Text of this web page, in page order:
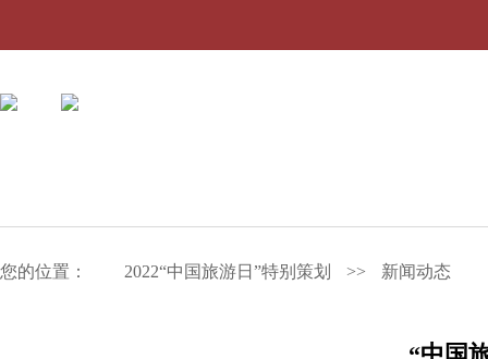
您的位置： 2022“中国旅游日”特别策划 >> 新闻动态